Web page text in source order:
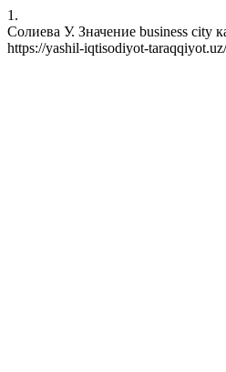
1.
Солиева У. Значение business city
https://yashil-iqtisodiyot-